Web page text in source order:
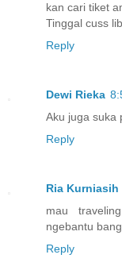
kan cari tiket
Tinggal cuss
Reply
Dewi Rieka
Aku juga suka
Reply
Ria Kurniasih
mau
ngebantu
Reply